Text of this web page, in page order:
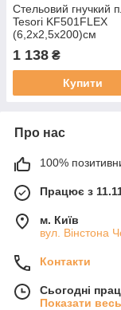
Стельовий гнучкий
Tesori KF501FLEX
(6,2х2,5х200)см
1 138 ₴
Купити
Про нас
100%
Працює з
м. Київ
вул. Вінстона
Контакти
Сьогодні
Показати